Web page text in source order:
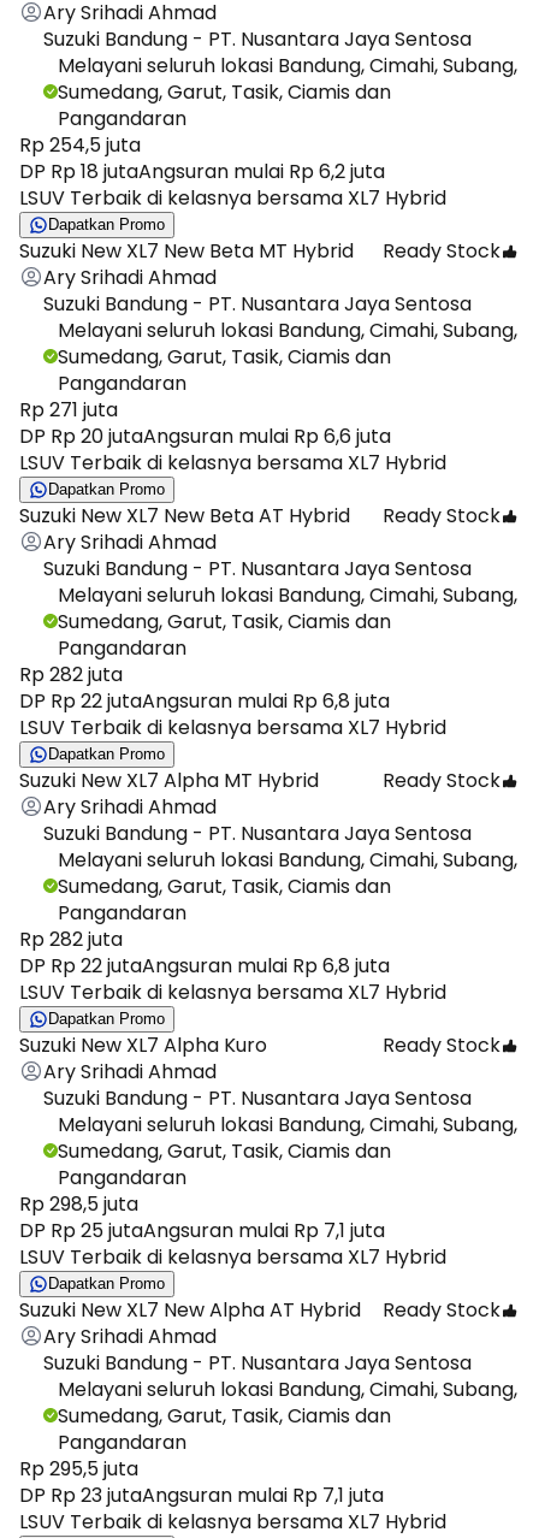
Ary Srihadi Ahmad
Suzuki Bandung - PT. Nusantara Jaya Sentosa
Melayani seluruh lokasi Bandung, Cimahi, Subang,
Sumedang, Garut, Tasik, Ciamis dan
Pangandaran
Rp 254,5 juta
DP Rp 18 jutaAngsuran mulai Rp 6,2 juta
LSUV Terbaik di kelasnya bersama XL7 Hybrid
Dapatkan Promo
Suzuki New XL7 New Beta MT Hybrid
Ready Stock
Ary Srihadi Ahmad
Suzuki Bandung - PT. Nusantara Jaya Sentosa
Melayani seluruh lokasi Bandung, Cimahi, Subang,
Sumedang, Garut, Tasik, Ciamis dan
Pangandaran
Rp 271 juta
DP Rp 20 jutaAngsuran mulai Rp 6,6 juta
LSUV Terbaik di kelasnya bersama XL7 Hybrid
Dapatkan Promo
Suzuki New XL7 New Beta AT Hybrid
Ready Stock
Ary Srihadi Ahmad
Suzuki Bandung - PT. Nusantara Jaya Sentosa
Melayani seluruh lokasi Bandung, Cimahi, Subang,
Sumedang, Garut, Tasik, Ciamis dan
Pangandaran
Rp 282 juta
DP Rp 22 jutaAngsuran mulai Rp 6,8 juta
LSUV Terbaik di kelasnya bersama XL7 Hybrid
Dapatkan Promo
Suzuki New XL7 Alpha MT Hybrid
Ready Stock
Ary Srihadi Ahmad
Suzuki Bandung - PT. Nusantara Jaya Sentosa
Melayani seluruh lokasi Bandung, Cimahi, Subang,
Sumedang, Garut, Tasik, Ciamis dan
Pangandaran
Rp 282 juta
DP Rp 22 jutaAngsuran mulai Rp 6,8 juta
LSUV Terbaik di kelasnya bersama XL7 Hybrid
Dapatkan Promo
Suzuki New XL7 Alpha Kuro
Ready Stock
Ary Srihadi Ahmad
Suzuki Bandung - PT. Nusantara Jaya Sentosa
Melayani seluruh lokasi Bandung, Cimahi, Subang,
Sumedang, Garut, Tasik, Ciamis dan
Pangandaran
Rp 298,5 juta
DP Rp 25 jutaAngsuran mulai Rp 7,1 juta
LSUV Terbaik di kelasnya bersama XL7 Hybrid
Dapatkan Promo
Suzuki New XL7 New Alpha AT Hybrid
Ready Stock
Ary Srihadi Ahmad
Suzuki Bandung - PT. Nusantara Jaya Sentosa
Melayani seluruh lokasi Bandung, Cimahi, Subang,
Sumedang, Garut, Tasik, Ciamis dan
Pangandaran
Rp 295,5 juta
DP Rp 23 jutaAngsuran mulai Rp 7,1 juta
LSUV Terbaik di kelasnya bersama XL7 Hybrid